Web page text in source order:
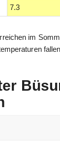
7.3
im